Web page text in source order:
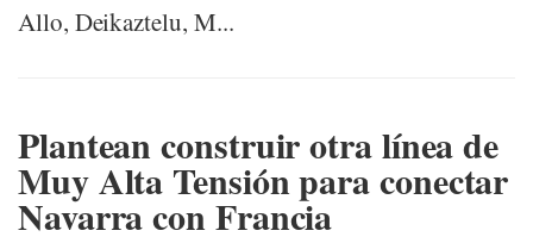
Allo, Deikaztelu, M...
Plantean construir otra línea de
Muy Alta Tensión para conectar
Navarra con Francia